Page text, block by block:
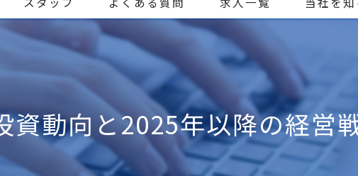
未経験
女性
生コンクリ
資動向と2025年以降の経営